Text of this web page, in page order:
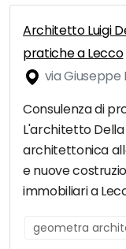
Architetto Luigi
pratiche a Lecco
via Giuseppe
Consulenza di
L'architetto
architettonica
e nuove
immobiliari a
geometra